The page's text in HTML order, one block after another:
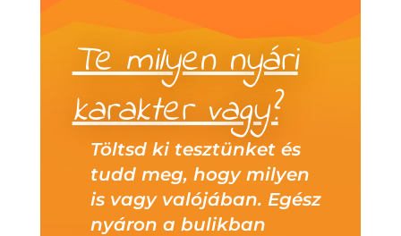
Te milyen nyári
karakter vagy?
Töltsd ki tesztünket és
tudd meg, hogy milyen
is vagy valójában. Egész
nyáron a bulikban